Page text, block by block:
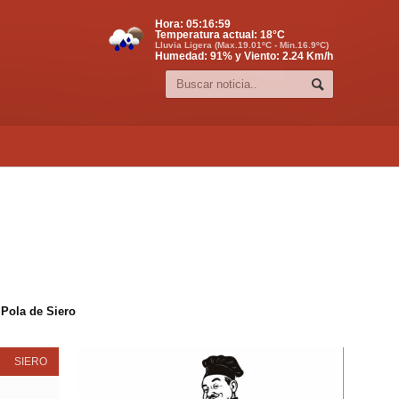
Hora: 05:16:59
Temperatura actual: 18°C
Lluvia Ligera (Max.19.01ºC - Min.16.9ºC)
Humedad: 91% y Viento: 2.24 Km/h
de Siero
SIERO